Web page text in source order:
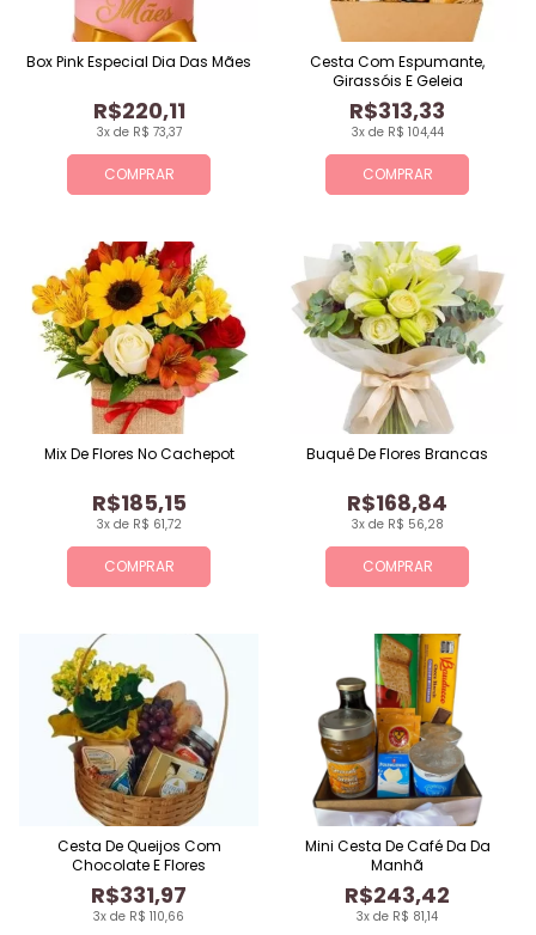
COMPRAR
3x de R$ 73,37
R$220,11
Box Pink Especial Dia Das Mães
COMPRAR
3x de R$ 104,44
R$313,33
Cesta Com Espumante,
Girassóis E Geleia
COMPRAR
3x de R$ 61,72
R$185,15
Mix De Flores No Cachepot
COMPRAR
3x de R$ 56,28
R$168,84
Buquê De Flores Brancas
3x de R$ 110,66
R$331,97
Cesta De Queijos Com
Chocolate E Flores
3x de R$ 81,14
R$243,42
Mini Cesta De Café Da Da
Manhã